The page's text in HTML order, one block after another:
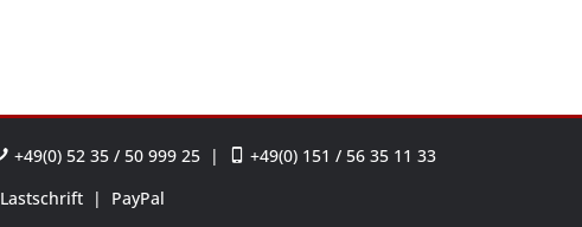
+49(0) 52 35 / 50 999 25 | +49(0) 151 / 56 35 11 33
Lastschrift | PayPal